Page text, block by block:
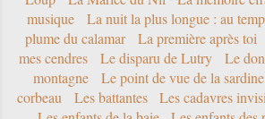
musique
La nuit la plus longue : au
plume du calamar
La première après toi
mes cendres
Le disparu de Lutry
Le
montagne
Le point de vue de la sardine
corbeau
Les battantes Les cadavres